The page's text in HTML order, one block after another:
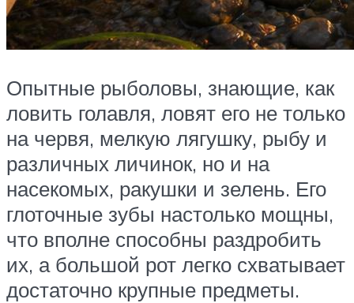
Опытные рыболовы, знающие, как
ловить голавля, ловят его не только
на червя, мелкую лягушку, рыбу и
различных личинок, но и на
насекомых, ракушки и зелень. Его
глоточные зубы настолько мощны,
что вполне способны раздробить
их, а большой рот легко схватывает
достаточно крупные предметы.